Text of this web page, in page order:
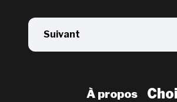
Suivant
À propos